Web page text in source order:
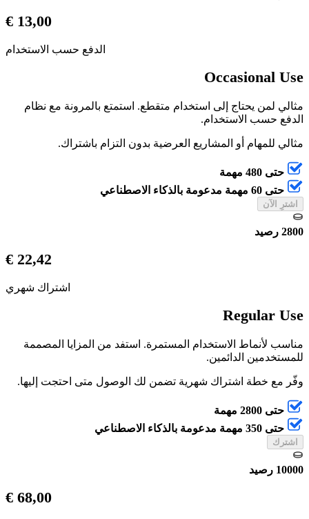
13,00 €
الدفع حسب الاستخدام
Occasional Use
مثالي لمن يحتاج إلى استخدام متقطع. استمتع بالمرونة مع نظام
الدفع حسب الاستخدام.
مثالي للمهام أو المشاريع العرضية بدون التزام باشتراك.
حتى 480 مهمة
حتى 60 مهمة مدعومة بالذكاء الاصطناعي
اشترِ الآن
2800 رصيد
22,42 €
اشتراك شهري
Regular Use
مناسب لأنماط الاستخدام المستمرة. استفد من المزايا المصممة
للمستخدمين الدائمين.
وفّر مع خطة اشتراك شهرية تضمن لك الوصول متى احتجت إليها.
حتى 2800 مهمة
حتى 350 مهمة مدعومة بالذكاء الاصطناعي
اشترك
10000 رصيد
68,00 €